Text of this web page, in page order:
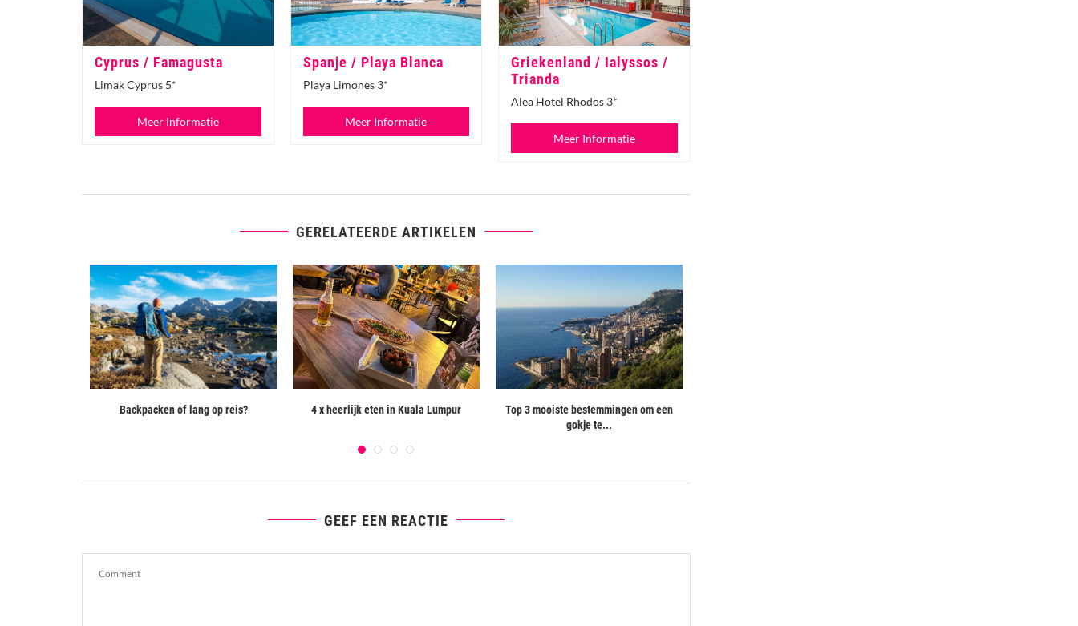
Cyprus / Famagusta
Limak Cyprus 5*
Meer Informatie
Spanje / Playa Blanca
Playa Limones 3*
Meer Informatie
Griekenland / Ialyssos /
Trianda
Alea Hotel Rhodos 3*
Meer Informatie
GERELATEERDE ARTIKELEN
Backpacken of lang op reis? 4 x heerlijk eten in Kuala Lumpur
Top 3 mooiste bestemmingen om een
gokje te...
GEEF EEN REACTIE